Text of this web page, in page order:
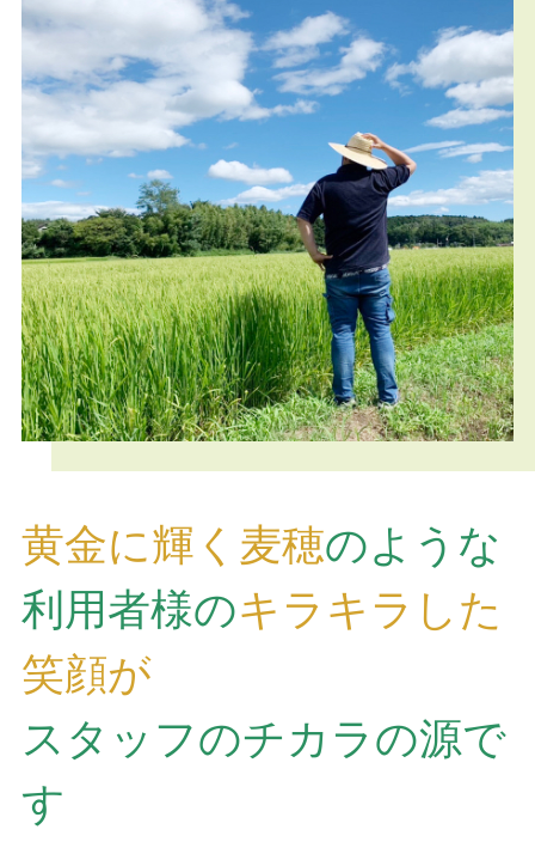
黄金に輝く麦穂のような
利用者様のキラキラした
笑顔が
スタッフのチカラの源で
す